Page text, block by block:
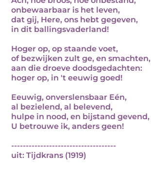
onbewaarbaar is het leven,
dat gij, Here, ons hebt gegeven,
in dit ballingsvaderland!
Hoger op, op staande voet,
of bezwijken zult ge, en smachten,
aan die droeve doodsgedachten:
hoger op, in 't eeuwig goed!
Eeuwig, onverslensbaar Eén,
al bezielend, al belevend,
hulpe in nood, en bijstand gevend,
U betrouwe ik, anders geen!
------------------------------------
uit: Tijdkrans (1919)